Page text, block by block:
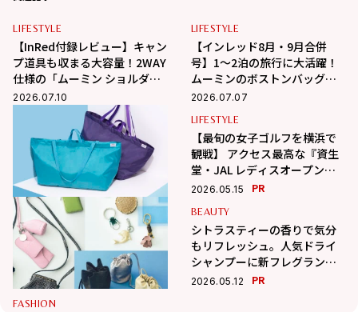
LIFESTYLE
【InRed付録レビュー】キャン
プ道具も収まる大容量！2WAY
仕様の「ムーミン ショルダー
ストラップ付きボストンバッ
グ」が夏旅におすすめな理由
2026.07.10
LIFESTYLE
【インレッド8月・9月合併
号】1〜2泊の旅行に大活躍！
ムーミンのボストンバッグ付
録
2026.07.07
FASHION
【アネロ】通勤・出張・推し
活にも！荷物が多い人ほど感
動する“気の利きすぎ”な新作
大容量バッグが凄すぎる
2026.06.21
LIFESTYLE
【最旬の女子ゴルフを横浜で
観戦】 アクセス最高な『資生
堂・JAL レディスオープン』
が7月2日～5日開催。女子プロ
を受ける4日間
2026.05.15 PR
FASHION
BEAUTY
シトラスティーの香りで気分
もリフレッシュ。人気ドライ
シャンプーに新フレグランス
登場
2026.05.12 PR